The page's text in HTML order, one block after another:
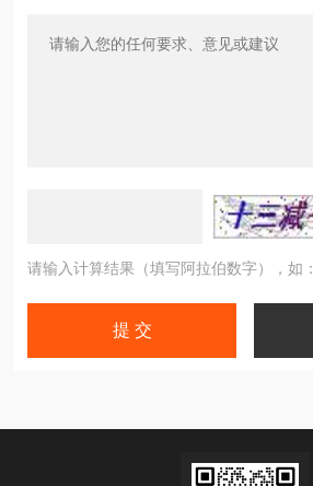
请输入计算结果（填写阿拉伯数字），如